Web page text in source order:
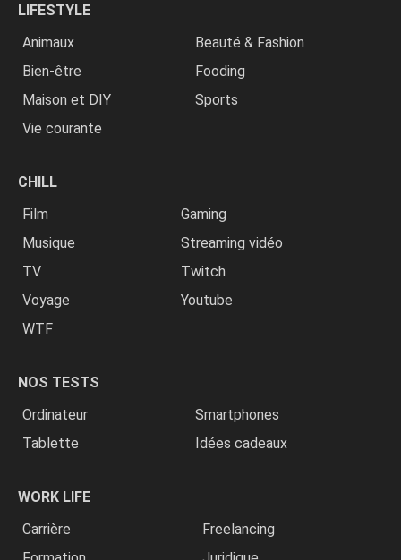
LIFESTYLE
Animaux
Beauté & Fashion
Bien-être
Fooding
Maison et DIY
Sports
Vie courante
CHILL
Film
Gaming
Musique
Streaming vidéo
TV
Twitch
Voyage
Youtube
WTF
NOS TESTS
Ordinateur
Smartphones
Tablette
Idées cadeaux
WORK LIFE
Carrière
Freelancing